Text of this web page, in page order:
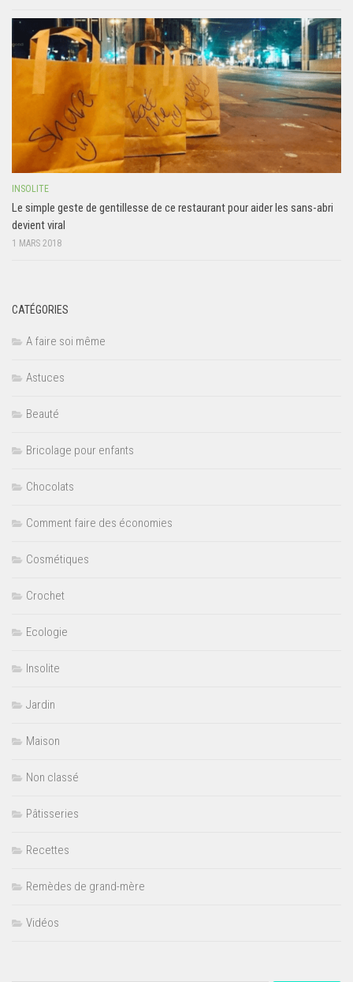
INSOLITE
Le simple geste de gentillesse de ce restaurant pour aider les sans-abri
devient viral
1 MARS 2018
CATÉGORIES
A faire soi même
Astuces
Beauté
Bricolage pour enfants
Chocolats
Comment faire des économies
Cosmétiques
Crochet
Ecologie
Insolite
Jardin
Maison
Non classé
Pâtisseries
Recettes
Remèdes de grand-mère
Vidéos